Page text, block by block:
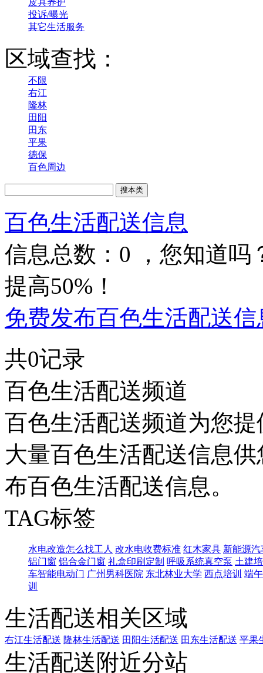
投诉/曝光
其它生活服务
区域查找：
不限
右江
隆林
田阳
田东
平果
德保
百色周边
百色生活配送信息
信息总数： 0 ，您知道
提高50%！
免费发布百色生活配送信
共0记录
百色生活配送频道
百色生活配送频道为您
大量百色生活配送信息
布百色生活配送信息。
TAG标签
水电改造怎么找工人 改水电收费标准 红木家具 新能源汽
铝门窗 铝合金门窗 礼盒印刷定制 呼吸系统真空泵 土建
车智能电动门 广州男科医院 东北林业大学 西点培训 端
训
生活配送相关区域
右江生活配送 隆林生活配送 田阳生活配送 田东生活配送 平果
生活配送附近分站